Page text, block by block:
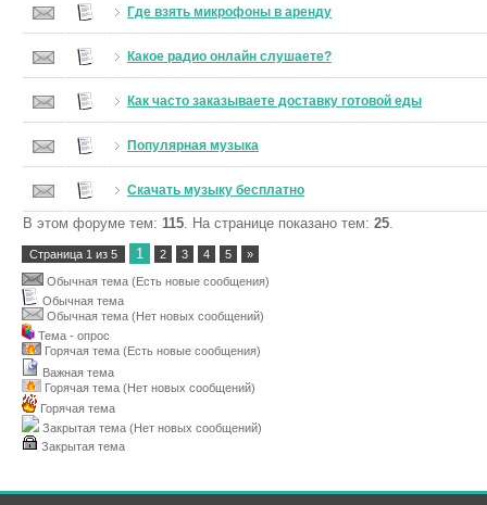
Где взять микрофоны в аренду
Какое радио онлайн слушаете?
Как часто заказываете доставку готовой еды
Популярная музыка
Скачать музыку бесплатно
В этом форуме тем: 115. На странице показано тем: 25.
Страница 1 из 5 1 2 3 4 5 »
Обычная тема (Есть новые сообщения)
Обычная тема
Обычная тема (Нет новых сообщений)
Тема - опрос
Горячая тема (Есть новые сообщения)
Важная тема
Горячая тема (Нет новых сообщений)
Горячая тема
Закрытая тема (Нет новых сообщений)
Закрытая тема